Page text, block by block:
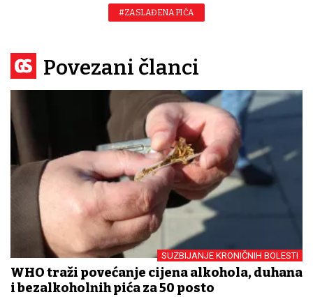
#ZASLAĐENA PIĆA
Povezani članci
SUZBIJANJE KRONIČNIH BOLESTI
WHO traži povećanje cijena alkohola, duhana
i bezalkoholnih pića za 50 posto